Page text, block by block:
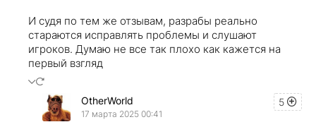
И судя по тем же отзывам, разрабы реально
стараются исправлять проблемы и слушают
игроков. Думаю не все так плохо как кажется на
первый взгляд
5
OtherWorld
17 марта 2025 00:41